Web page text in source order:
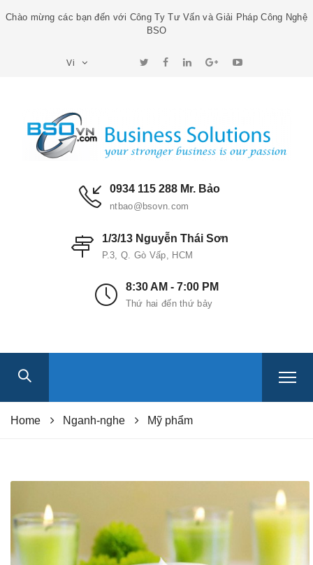
Chào mừng các bạn đến với Công Ty Tư Vấn và Giải Pháp Công Nghệ
BSO
Vi
0934 115 288 Mr. Bảo
ntbao@bsovn.com
1/3/13 Nguyễn Thái Sơn
P.3, Q. Gò Vấp, HCM
8:30 AM - 7:00 PM
Thứ hai đến thứ bảy
Home Nganh-nghe Mỹ phẩm